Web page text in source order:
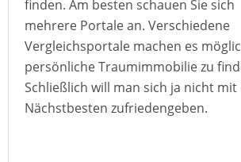
finden. Am besten schauen Sie sich
mehrere Portale an. Verschiedene
Vergleichsportale machen es
persönliche Traumimmobilie zu
Schließlich will man sich ja nicht mit
Nächstbesten zufriedengeben.